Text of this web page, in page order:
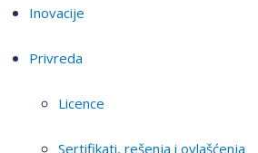
Inovacije
Privreda
Licence
Sertifikati, rešenja i ovlašćenja